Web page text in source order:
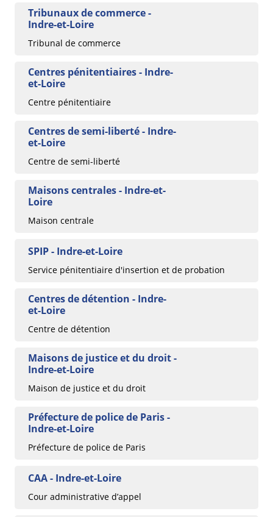
Tribunaux de commerce -
Indre-et-Loire
Tribunal de commerce
Centres pénitentiaires - Indre-
et-Loire
Centre pénitentiaire
Centres de semi-liberté - Indre-
et-Loire
Centre de semi-liberté
Maisons centrales - Indre-et-
Loire
Maison centrale
SPIP - Indre-et-Loire
Service pénitentiaire d'insertion et de probation
Centres de détention - Indre-
et-Loire
Centre de détention
Maisons de justice et du droit -
Indre-et-Loire
Maison de justice et du droit
Préfecture de police de Paris -
Indre-et-Loire
Préfecture de police de Paris
CAA - Indre-et-Loire
Cour administrative d’appel